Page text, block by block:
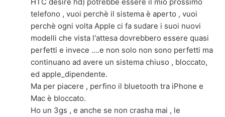
telefono , vuoi perchè il sistema è aperto , vuoi
perchè ogni volta Apple ci fa sudare i suoi nuovi
modelli che vista l'attesa dovrebbero essere quasi
perfetti e invece ....e non solo non sono perfetti ma
continuano ad avere un sistema chiuso , bloccato,
ed apple_dipendente.
Ma per piacere , perfino il bluetooth tra iPhone e
Mac è bloccato.
Ho un 3gs , e anche se non crasha mai , le